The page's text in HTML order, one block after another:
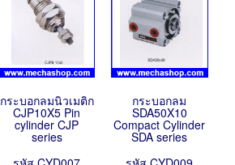
กระบอกลมนิวเมติก
CJP10X5 Pin
cylinder CJP
series
กระบอกลม
SDA50X10
Compact Cylinder
SDA series